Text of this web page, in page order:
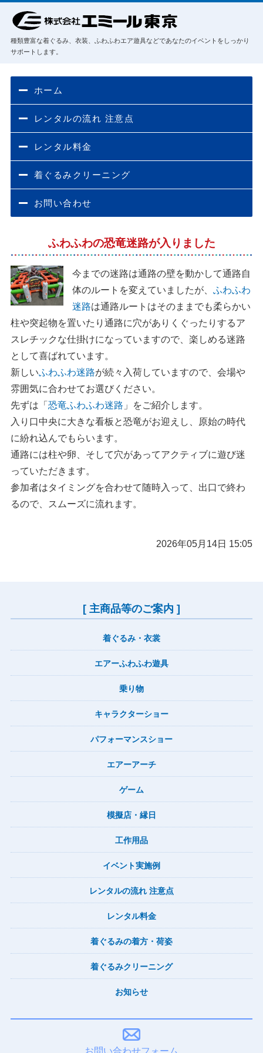
種類豊富な着ぐるみ、衣装、ふわふわエア遊具などであなたのイベントをしっかり
サポートします。
ホーム
レンタルの流れ 注意点
レンタル料金
着ぐるみクリーニング
お問い合わせ
ふわふわの恐竜迷路が入りました
今までの迷路は通路の壁を動かして通路自
体のルートを変えていましたが、 ふわふわ
迷路は通路ルートはそのままでも柔らかい
柱や突起物を置いたり通路に穴がありくぐったりするア
スレチックな仕掛けになっていますので、楽しめる迷路
として喜ばれています。
新しいふわふわ迷路が続々入荷していますので、会場や
雰囲気に合わせてお選びください。
先ずは「 恐竜ふわふわ迷路 」をご紹介します。
入り口中央に大きな看板と恐竜がお迎えし、原始の時代
に紛れ込んでもらいます。
通路には柱や卵、そして穴があってアクティブに遊び迷
っていただきます。
参加者はタイミングを合わせて随時入って、出口で終わ
るので、スムーズに流れます。
2026年05月14日 15:05
[ 主商品等のご案内 ]
着ぐるみ・衣裳
エアーふわふわ遊具
乗り物
キャラクターショー
パフォーマンスショー
エアーアーチ
ゲーム
模擬店・縁日
工作用品
イベント実施例
レンタルの流れ 注意点
レンタル料金
着ぐるみの着方・荷姿
着ぐるみクリーニング
お知らせ
お問い合わせフォーム